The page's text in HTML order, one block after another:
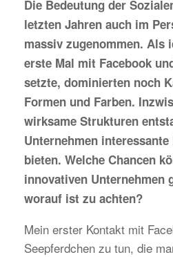
Die Bedeutung der
letzten Jahren auch im
massiv zugenommen. Als
erste Mal mit Facebook
setzte, dominierten noch
Formen und Farben.
wirksame Strukturen
Unternehmen
bieten. Welche Chancen
innovativen Unternehmen
worauf ist zu achten?
Mein erster Kontakt mit
Seepferdchen zu tun, die